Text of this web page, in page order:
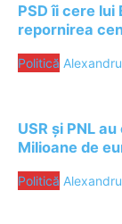
PSD îi cere lui
repornirea
Politică
USR și PNL
Milioane de
Politică